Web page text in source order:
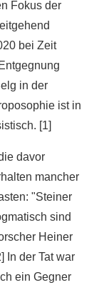
Fokus der
bei Zeit
in der
ist in
[1]
davor
mancher
"Steiner
sind
Heiner
In der Tat war
ein Gegner